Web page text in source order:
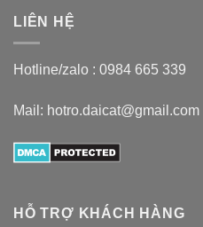
LIÊN HỆ
Hotline/zalo : 0984 665 339
Mail: hotro.daicat@gmail.com
HỖ TRỢ KHÁCH HÀNG